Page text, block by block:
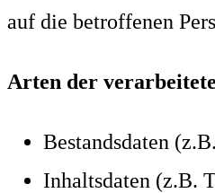
auf die betroffenen
Arten der
Bestandsdaten
Inhaltsdaten (z.B.